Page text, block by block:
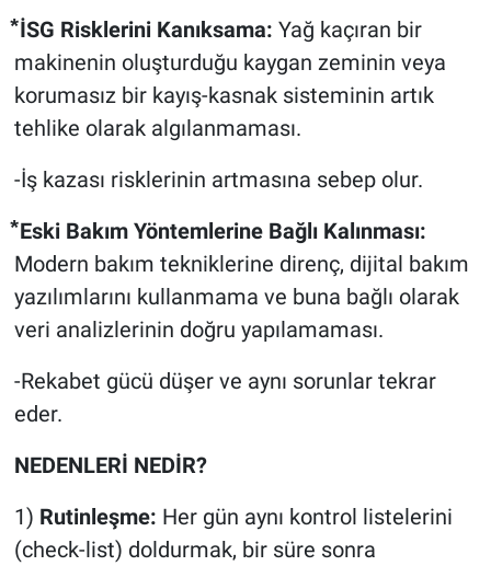
⃰ İSG Risklerini Kanıksama: Yağ kaçıran bir
makinenin oluşturduğu kaygan zeminin veya
korumasız bir kayış-kasnak sisteminin artık
tehlike olarak algılanmaması.
-İş kazası risklerinin artmasına sebep olur.
⃰ Eski Bakım Yöntemlerine Bağlı Kalınması:
Modern bakım tekniklerine direnç, dijital bakım
yazılımlarını kullanmama ve buna bağlı olarak
veri analizlerinin doğru yapılamaması.
-Rekabet gücü düşer ve aynı sorunlar tekrar
eder.
NEDENLERİ NEDİR?
1) ​ Rutinleşme: Her gün aynı kontrol listelerini
(check-list) doldurmak, bir süre sonra